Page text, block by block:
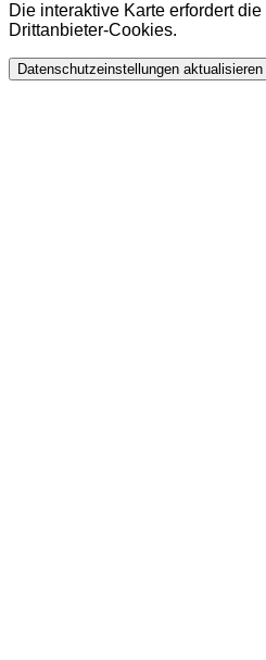
Die interaktive Karte erfordert
Drittanbieter-Cookies.
Datenschutzeinstellungen aktualisieren